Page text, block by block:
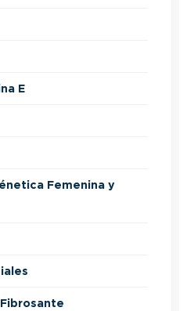
E
Femenina y